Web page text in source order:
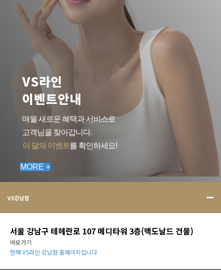
VS라인
이벤트안내
매월 새로운 혜택과 서비스로
고객님을 찾아갑니다.
이 달의 이벤트를 확인하세요!
MORE +
VS강남점
서울 강남구 테헤란로 107 메디타워 3층(맥도날드 건물)
바로가기
현재 VS라인 강남점 홈페이지입니다